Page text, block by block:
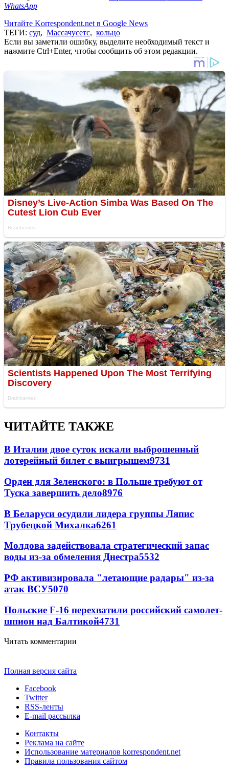
WhatsApp
Читайте Korrespondent.net в Google News
ТЕГИ: суд, Массачусетс, кольцо
Если вы заметили ошибку, выделите необходимый текст и
нажмите Ctrl+Enter, чтобы сообщить об этом редакции.
ЧИТАЙТЕ ТАКЖЕ
В Италии двое суток искали выброшенный
лотерейный билет с выигрышем9731
Орден для Зеленского: в Польше требуют от
Туска завершить дело8976
В Беларуси осудили лидера группы Ляпис
Трубецкой Михалка6261
Молдова задействовала стратегический запас
воды из-за обмеления Днестра5532
РФ активизировала "летающие радары" из-за
атак ВСУ5070
Польские F-16 перехватили российский самолет-
шпион над Балтикой4731
Читать комментарии
Полная версия сайта
Facebook
Twitter
RSS-ленты
E-mail рассылка
Контакты
Реклама на сайте
Использование материалов korrespondent.net
Правила пользования сайтом